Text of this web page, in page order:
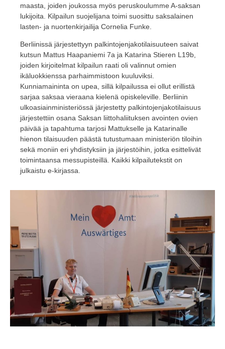
maasta, joiden joukossa myös peruskoulumme A-saksan
lukijoita. Kilpailun suojelijana toimi suosittu saksalainen
lasten- ja nuortenkirjailija Cornelia Funke.
Berliinissä järjestettyyn palkintojenjakotilaisuuteen saivat
kutsun Mattus Haapaniemi 7a ja Katarina Stieren L19b,
joiden kirjoitelmat kilpailun raati oli valinnut omien
ikäluokkienssa parhaimmistoon kuuluviksi.
Kunniamaininta on upea, sillä kilpailussa ei ollut erillistä
sarjaa saksaa vieraana kielenä opiskeleville. Berliinin
ulkoasiainministeriössä järjestetty palkintojenjakotilaisuus
järjestettiin osana Saksan liittohaliituksen avointen ovien
päivää ja tapahtuma tarjosi Mattukselle ja Katarinalle
hienon tilaisuuden päästä tutustumaan ministeriön tiloihin
sekä moniin eri yhdistyksiin ja järjestöihin, jotka esittelivät
toimintaansa messupisteillä. Kaikki kilpailutekstit on
julkaistu e-kirjassa.